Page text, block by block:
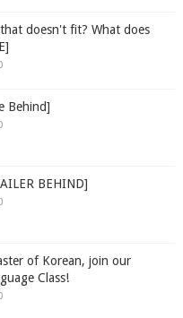
doesn't fit? What does
Behind]
BEHIND]
of Korean, join our
Class!